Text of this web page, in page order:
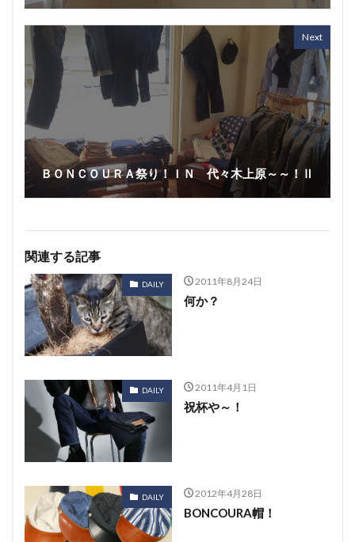
Next
ＢＯＮＣＯＵＲＡ祭り！ＩＮ 代々木上原～～！Ⅱ
関連する記事
DAILY 2011年8月24日
何か？
DAILY 2011年4月1日
祝杯や～！
DAILY 2012年4月28日
BONCOURA帽！